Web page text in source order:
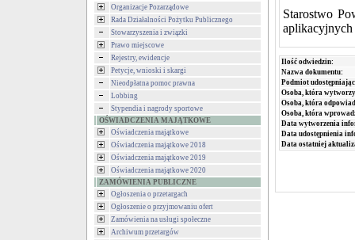
Organizacje Pozarządowe
Rada Działalności Pożytku Publicznego
Stowarzyszenia i związki
Prawo miejscowe
Rejestry, ewidencje
Petycje, wnioski i skargi
Nieodpłatna pomoc prawna
Lobbing
Stypendia i nagrody sportowe
OŚWIADCZENIA MAJĄTKOWE
Oświadczenia majątkowe
Oświadczenia majątkowe 2018
Oświadczenia majątkowe 2019
Oświadczenia majątkowe 2020
ZAMÓWIENIA PUBLICZNE
Ogłoszenia o przetargach
Ogłoszenie o przyjmowaniu ofert
Zamówienia na usługi społeczne
Archiwum przetargów
Starostwo
aplikacyjnych
Ilość odwiedzin:
Nazwa dokumentu:
Podmiot
Osoba, która
Osoba, która
Osoba, która
Data wytworzenia
Data udostępnienia
Data ostatniej